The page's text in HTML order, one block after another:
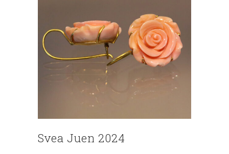
Svea Juen 2024